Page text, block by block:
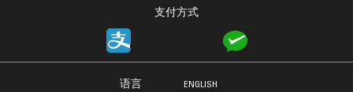
支付方式
语言 ENGLISH